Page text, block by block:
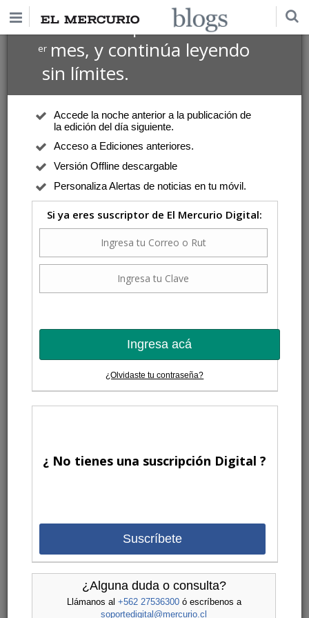
Suscríbete por $1 USD
ermes, y continúa leyendo
sin límites.
Accede la noche anterior a la publicación de
la edición del día siguiente.
Acceso a Ediciones anteriores.
Versión Offline descargable
Personaliza Alertas de noticias en tu móvil.
Si ya eres suscriptor de El Mercurio Digital:
Ingresa acá
¿Olvidaste tu contraseña?
¿ No tienes una suscripción Digital ?
Suscríbete
¿Alguna duda o consulta?
Llámanos al +562 27536300ó escríbenos a
soportedigital@mercurio.cl